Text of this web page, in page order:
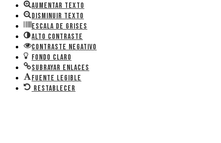
Aumentar texto
Disminuir texto
Escala de grises
Alto contraste
Contraste negativo
Fondo claro
Subrayar enlaces
Fuente legible
Restablecer